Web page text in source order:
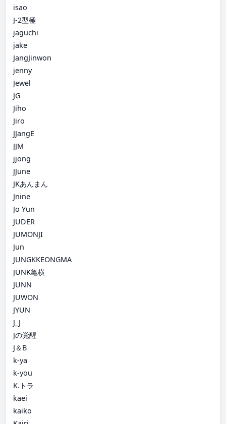
isao
J-2型極
jaguchi
jake
JangJinwon
jenny
Jewel
JG
Jiho
Jiro
JJangE
JJM
jjong
JJune
JKあんまん
Jnine
Jo Yun
JUDER
JUMONJI
Jun
JUNGKKEONGMA
JUNK亀横
JUNN
JUWON
JYUN
J_J
Jの覚醒
J＆B
k-ya
k-you
K.トラ
kaei
kaiko